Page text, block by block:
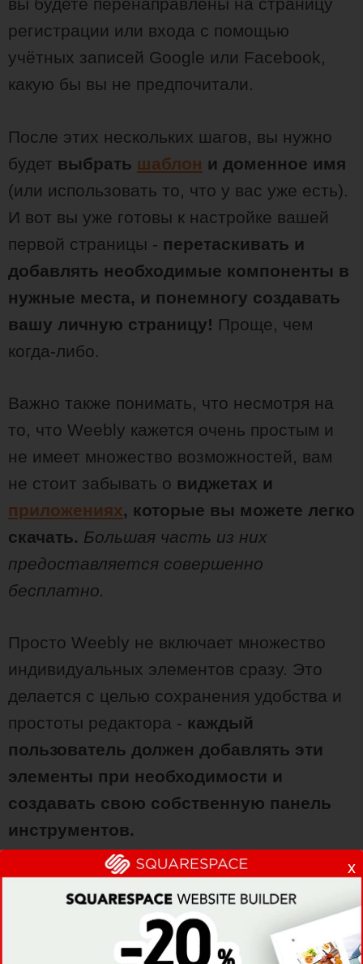
вы будете перенаправлены на страницу
регистрации или входа с помощью
учётных записей Google или Facebook,
какую бы вы не предпочитали.
После этих нескольких шагов, вы нужно
будет выбрать шаблон и доменное имя
(или использовать то, что у вас уже есть).
И вот вы уже готовы к настройке вашей
первой страницы - перетаскивать и
добавлять необходимые компоненты в
нужные места, и понемногу создавать
вашу личную страницу! Проще, чем
когда-либо.
Важно также понимать, что несмотря на
то, что Weebly кажется очень простым и
не имеет множество возможностей, вам
не стоит забывать о виджетах и
приложениях, которые вы можете легко
скачать. Большая часть из них
предоставляется совершенно
бесплатно.
Просто Weebly не включает множество
индивидуальных элементов сразу. Это
делается с целью сохранения удобства и
простоты редактора - каждый
пользователь должен добавлять эти
элементы при необходимости и
создавать свою собственную панель
инструментов.
Мы уже успели понять, что Weebly.com
очень удобен в использовании, поэтому
давайте двигаться дальше.
x